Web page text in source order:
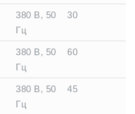
380 В, 50
Гц
30
380 В, 50
Гц
60
380 В, 50
Гц
45